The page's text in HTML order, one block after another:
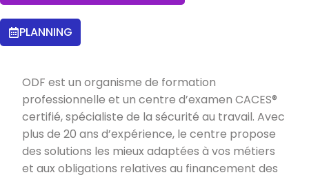
PLANNING
ODF est un organisme de formation
professionnelle et un centre d’examen CACES®
certifié, spécialiste de la sécurité au travail. Avec
plus de 20 ans d’expérience, le centre propose
des solutions les mieux adaptées à vos métiers
et aux obligations relatives au financement des